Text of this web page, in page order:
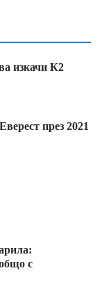
изкачи К2
през 2021
с